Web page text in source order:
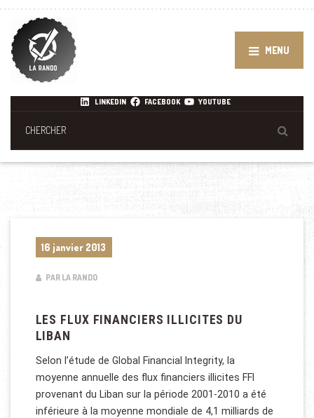
MENU
LINKEDIN FACEBOOK YOUTUBE
16 janvier 2013
PAR LA RANDO
LES FLUX FINANCIERS ILLICITES DU
LIBAN
Selon l’étude de Global Financial Integrity, la
moyenne annuelle des flux financiers illicites FFI
provenant du Liban sur la période 2001-2010 a été
inférieure à la moyenne mondiale de 4,1 milliards de